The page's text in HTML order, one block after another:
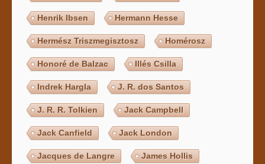
Henrik Ibsen Hermann Hesse
Hermész Triszmegisztosz Homérosz
Honoré de Balzac Illés Csilla
Indrek Hargla J. R. dos Santos
J. R. R. Tolkien Jack Campbell
Jack Canfield Jack London
Jacques de Langre James Hollis